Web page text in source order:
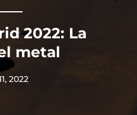
2022: La
metal
2022